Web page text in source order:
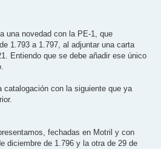
una novedad con la PE-1, que
1.793 a 1.797, al adjuntar una carta
Entiendo que se debe añadir ese único
catalogación con la siguiente que ya
fechadas en Motril y con
diciembre de 1.796 y la otra de 29 de